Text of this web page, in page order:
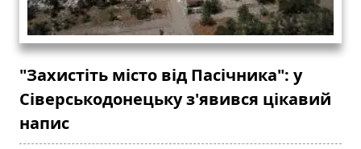
"Захистіть місто від Пасічника": у
Сіверськодонецьку з'явився цікавий
напис